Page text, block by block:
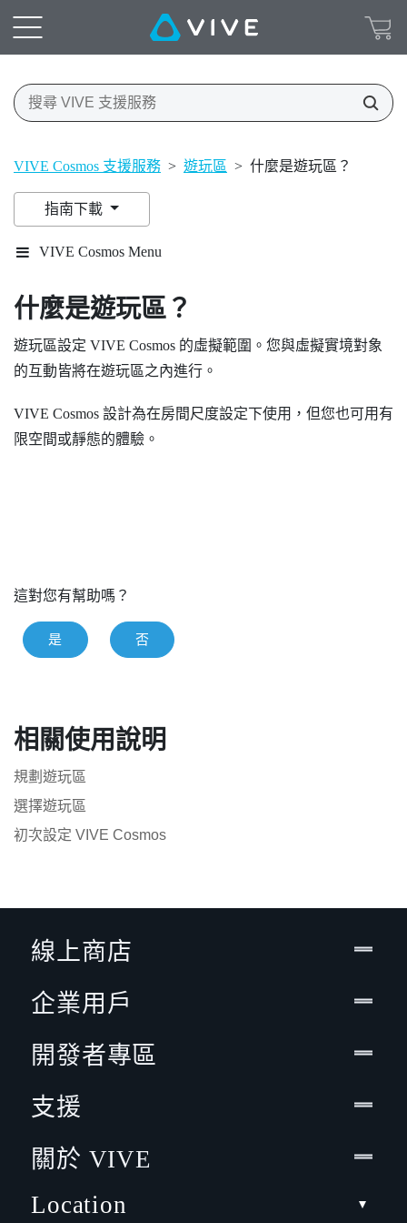
VIVE Cosmos 支援服務 > 遊玩區 > 什麼是遊玩區？
指南下載
VIVE Cosmos Menu
什麼是遊玩區 ？
遊玩區設定 VIVE Cosmos 的虛擬範圍。您與虛擬實境對象
的互動皆將在遊玩區之內進行。
VIVE Cosmos 設計為在房間尺度設定下使用，但您也可用有
限空間或靜態的體驗。
這對您有幫助嗎？
是 否
相關使用說明
規劃遊玩區
選擇遊玩區
初次設定 VIVE Cosmos
線上商店
企業用戶
開發者專區
支援
關於 VIVE
Location